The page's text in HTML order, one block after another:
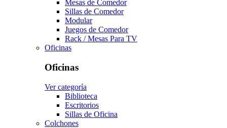
Mesas de Comedor
Sillas de Comedor
Modular
Juegos de Comedor
Rack / Mesas Para TV
Oficinas
Oficinas
Ver categoría
Biblioteca
Escritorios
Sillas de Oficina
Colchones